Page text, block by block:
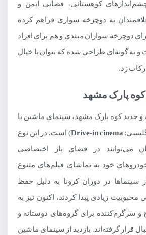
کوهستانی، فضایی ایمن و
به دوچرخه سواری فراهم کرده
دوچرخه سواران مبتدی و هم برای افراد
گونه‌ای طراحی شده که بتوان با خیال
زد.
پارک مشهد
و جدید کوه پارک مشهد، سینمای ماشین یا
Drive-in cinema) است. در این نوع
می‌توانند در فضای باز اختصاصی
خود به تماشای فیلم‌های متنوع
سینماها در دوران کرونا به دلیل حفظ
زیادی پیدا کردند، اکنون نیز به
و سرگرم‌کننده برای گروه‌های دوستانه و
قرار گرفته‌اند. بازدید از سینمای ماشین